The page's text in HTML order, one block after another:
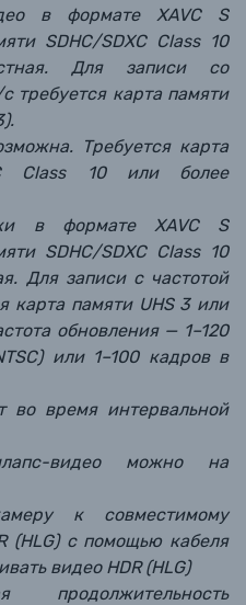
в формате XAVC S
SDHC/SDXC Class 10
Для записи со
требуется карта памяти
Требуется карта
Class 10 или более
в формате XAVC S
SDHC/SDXC Class 10
Для записи с частотой
карта памяти UHS 3 или
обновления — 1–120
или 1–100 кадров в
во время интервальной
видео можно на
к совместимому
(HLG) с помощью кабеля
видео HDR (HLG)
продолжительность